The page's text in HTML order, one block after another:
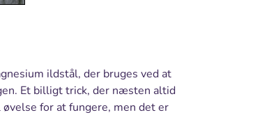
ildstål, der bruges ved at
Et billigt trick, der næsten altid
for at fungere, men det er